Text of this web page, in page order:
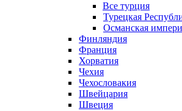
Все турция
Турецкая
Османская
Финляндия
Франция
Хорватия
Чехия
Чехословакия
Швейцария
Швеция